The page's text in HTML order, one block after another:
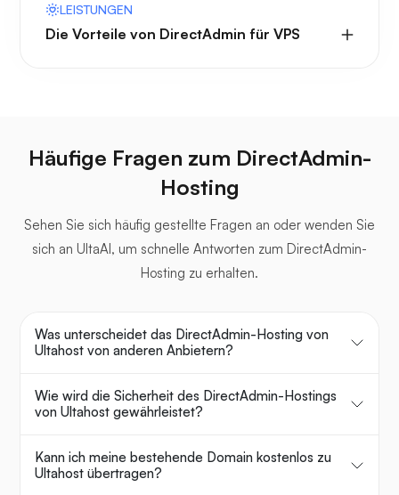
LEISTUNGEN
Die Vorteile von DirectAdmin für VPS
Häufige Fragen zum DirectAdmin-
Hosting
Sehen Sie sich häufig gestellte Fragen an oder wenden Sie
sich an UltaAI, um schnelle Antworten zum DirectAdmin-
Hosting zu erhalten.
Was unterscheidet das DirectAdmin-Hosting von
Ultahost von anderen Anbietern?
Wie wird die Sicherheit des DirectAdmin-Hostings
von Ultahost gewährleistet?
Kann ich meine bestehende Domain kostenlos zu
Ultahost übertragen?